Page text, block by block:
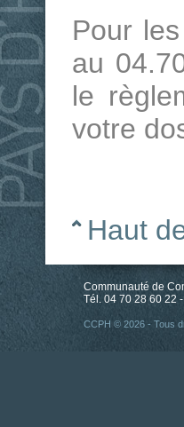
Pour
au
le
votre
Haut
Communauté de
Tél. 04 70 28 60 22
CCPH © 2026 - Tous